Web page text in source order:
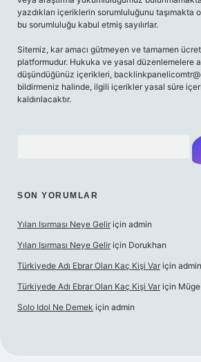
yazdıkları içeriklerin sorumluluğunu taşımakta
bu sorumluluğu kabul etmiş sayılırlar.
Sitemiz, kar amacı gütmeyen ve tamamen
platformudur. Hukuka ve yasal düzenlemelere
düşündüğünüz içerikleri,
bildirmeniz halinde, ilgili içerikler yasal süre
kaldırılacaktır.
SON YORUMLAR
Yılan Isırması Neye Gelir için admin
Yılan Isırması Neye Gelir için Dorukhan
Türkiyede Adı Ebrar Olan Kaç Kişi Var için admin
Türkiyede Adı Ebrar Olan Kaç Kişi Var için Müge
Solo Idol Ne Demek için admin